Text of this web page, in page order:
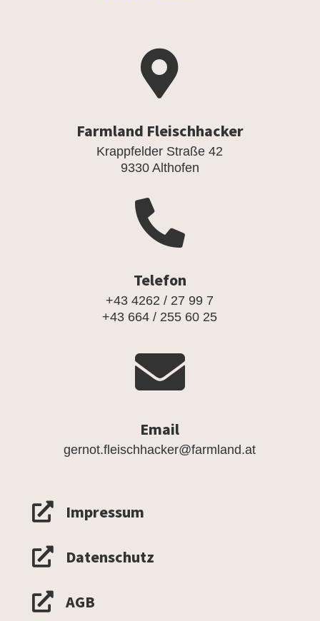

Farmland Fleischhacker
Krappfelder Straße 42
9330 Althofen

Telefon
+43 4262 / 27 99 7
+43 664 / 255 60 25

Email
gernot.fleischhacker@farmland.at
 Impressum
 Datenschutz
 AGB